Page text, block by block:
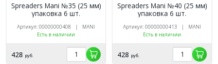
Spreaders Mani №35 (25 мм)
упаковка 6 шт.
Артикул: 00000000408 | MANI
Есть в наличии
428 руб.
Spreaders Mani №40 (25 мм)
упаковка 6 шт.
Артикул: 00000000413 | MANI
Есть в наличии
428 руб.